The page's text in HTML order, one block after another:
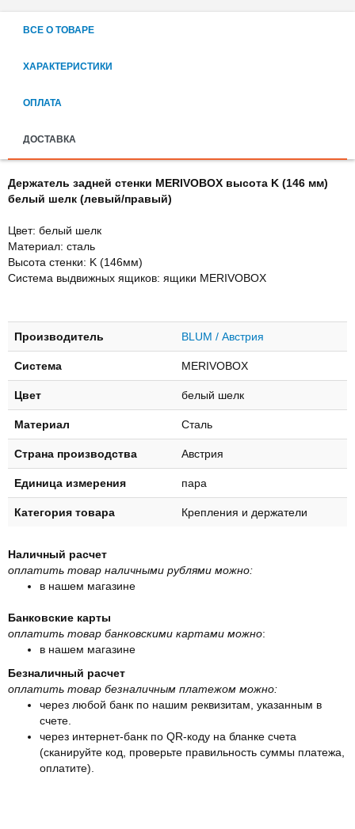
ВСЕ О ТОВАРЕ
ХАРАКТЕРИСТИКИ
ОПЛАТА
ДОСТАВКА
Держатель задней стенки MERIVOBOX высота K (146 мм)
белый шелк (левый/правый)
Цвет: белый шелк
Материал: сталь
Высота стенки: K (146мм)
Система выдвижных ящиков: ящики MERIVOBOX
Производитель BLUM / Австрия
Система MERIVOBOX
Цвет белый шелк
Материал Сталь
Страна производства Австрия
Единица измерения пара
Категория товара Крепления и держатели
Наличный расчет
оплатить товар наличными рублями можно:
в нашем магазине
Банковские карты
оплатить товар банковскими картами можно:
в нашем магазине
Безналичный расчет
оплатить товар безналичным платежом можно:
через любой банк по нашим реквизитам, указанным в
счете.
через интернет-банк по QR-коду на бланке счета
(сканируйте код, проверьте правильность суммы платежа,
оплатите).